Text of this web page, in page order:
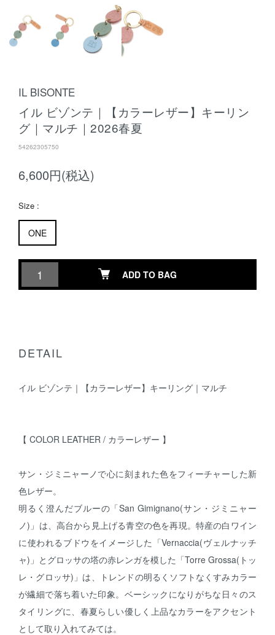
IL BISONTE
イル ビゾンテ｜【カラーレザー】キーリン
グ｜マルチ｜2026春夏
54262305750
6,600円(税込)
Size :
ONE
ADD TO BAG
DETAIL
イル ビゾンテ｜【カラーレザー】キーリング｜マルチ
【 COLOR LEATHER / カラーレザー 】
サン・ジミニャーノで心に刻まれた色をフィーチャーした新
色レザー。
明るく澄んだブルーの「San Gimignano(サン・ジミニャー
ノ)」は、高台から見上げる青空の色を再現。特産の白ワイン
に使われるブドウをイメージした「Vernaccia(ヴェルナッチ
ャ)」とグロッサの塔の赤レンガを模した「Torre Grossa(トッ
レ・グロッサ)」は、トレンドの明るくソフトなくすみカラー
が繊細で落ち着いた印象。ベーシックになりがちな日々のス
タイリングに、春夏らしい優しく上品なカラーをアクセント
として取り入れてみては。